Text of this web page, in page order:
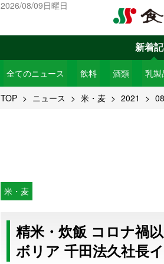
2026/08/09日曜日
新着
全てのニュース 飲料 酒類 乳製
TOP ニュース 米・麦 2021 08
米・麦
精米・炊飯 コロナ禍
ボリア 千田法久社長